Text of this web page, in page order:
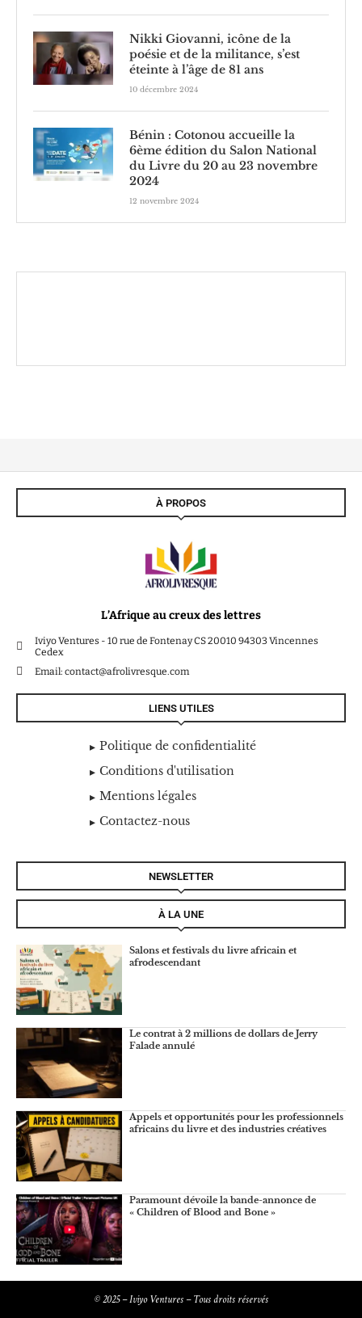
Nikki Giovanni, icône de la
poésie et de la militance, s’est
éteinte à l’âge de 81 ans
10 décembre 2024
Bénin : Cotonou accueille la
6ème édition du Salon National
du Livre du 20 au 23 novembre
2024
12 novembre 2024
À PROPOS
L’Afrique au creux des lettres
Iviyo Ventures - 10 rue de Fontenay CS 20010 94303 Vincennes
Cedex
Email: contact@afrolivresque.com
LIENS UTILES
Politique de confidentialité
Conditions d'utilisation
Mentions légales
Contactez-nous
NEWSLETTER
À LA UNE
Salons et festivals du livre africain et
afrodescendant
Le contrat à 2 millions de dollars de Jerry
Falade annulé
Appels et opportunités pour les professionnels
africains du livre et des industries créatives
Paramount dévoile la bande-annonce de
« Children of Blood and Bone »
© 2025 – Iviyo Ventures – Tous droits réservés